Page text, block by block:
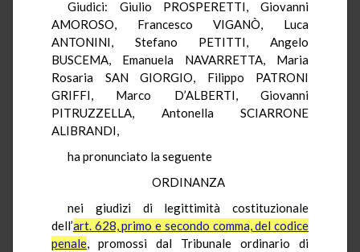
Giudici: Giulio PROSPERETTI, Giovanni
AMOROSO, Francesco VIGANÒ, Luca
ANTONINI, Stefano PETITTI, Angelo
BUSCEMA, Emanuela NAVARRETTA, Maria
Rosaria SAN GIORGIO, Filippo PATRONI
GRIFFI, Marco D’ALBERTI, Giovanni
PITRUZZELLA, Antonella SCIARRONE
ALIBRANDI,
ha pronunciato la seguente
ORDINANZA
nei giudizi di legittimità costituzionale
dell’art. 628, primo e secondo comma, del codice
penale, promossi dal Tribunale ordinario di